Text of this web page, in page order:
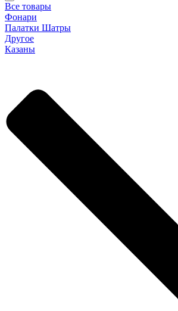
Все товары
Фонари
Палатки Шатры
Другое
Казаны